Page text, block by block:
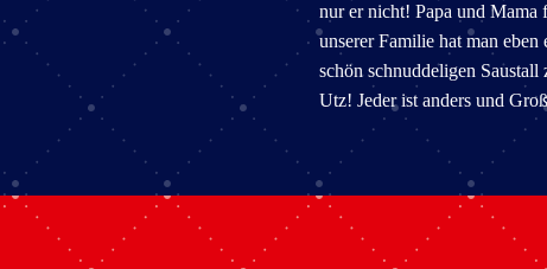
nur er nicht! Papa und Mama
unserer Familie hat man
schön schnuddeligen Saustall
Utz! Jeder ist anders und